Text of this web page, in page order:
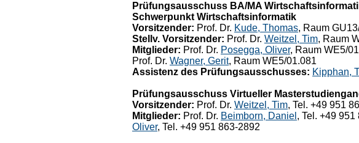
Prüfungsausschuss BA/MA
Schwerpunkt Wirtschaftsinformatik
Vorsitzender: Prof. Dr. Kude, Thomas, Raum
Stellv. Vorsitzender: Prof. Dr. Weitzel, Tim, Raum
Mitglieder: Prof. Dr. Posegga, Oliver, Raum WE5/
Prof. Dr. Wagner, Gerit, Raum WE5/01.081
Assistenz des Prüfungsausschusses: Kipphan,
Prüfungsausschuss Virtueller
Vorsitzender: Prof. Dr. Weitzel, Tim, Tel. +49 951
Mitglieder: Prof. Dr. Beimborn, Daniel , Tel. +49 951
Oliver, Tel. +49 951 863-2892